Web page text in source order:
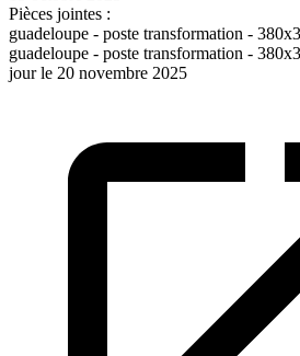
Pièces jointes :
guadeloupe - poste transformation -
guadeloupe - poste transformation -
jour le 20 novembre 2025